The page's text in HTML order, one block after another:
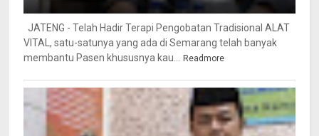
JATENG - Telah Hadir Terapi Pengobatan Tradisional ALAT
VITAL, satu-satunya yang ada di Semarang telah banyak
membantu Pasen khususnya kau...
Readmore